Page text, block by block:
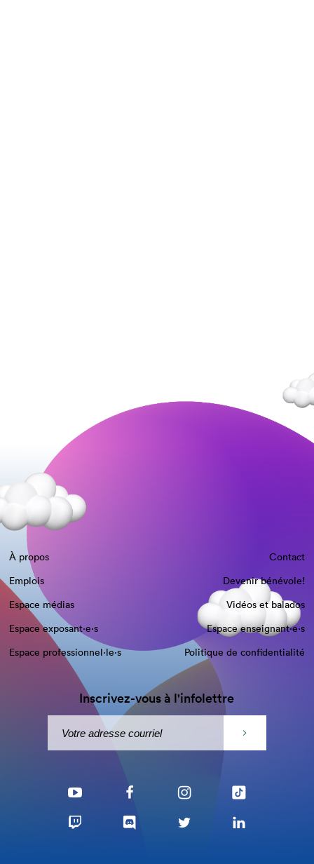
À propos
Contact
Emplois
Devenir bénévole!
Espace médias
Vidéos et balados
Espace exposant·e⋅s
Espace enseignant·e⋅s
Espace professionnel·le⋅s
Politique de confidentialité
Inscrivez-vous à l'infolettre